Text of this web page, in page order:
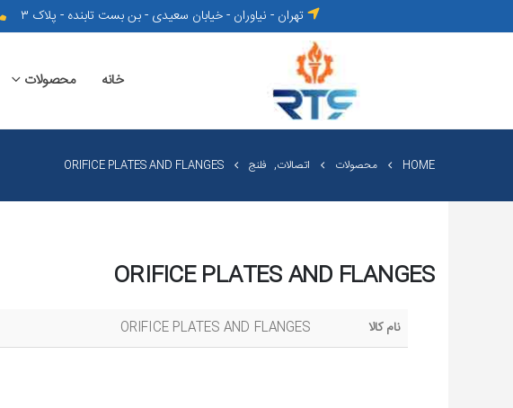
تهران - نیاوران - خیابان سعیدی - بن بست تابنده - پلاک ۳
خانه محصولات
HOME محصولات اتصالات, فلنج ORIFICE PLATES AND FLANGES
ORIFICE PLATES AND FLANGES
نام كالا ORIFICE PLATES AND FLANGES